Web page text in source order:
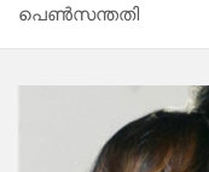
പെൺസന്തതി